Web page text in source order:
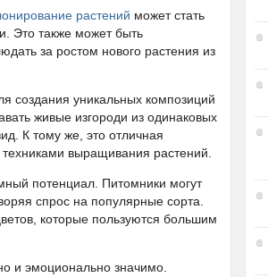
растений может стать
Это также может быть
за ростом нового растения из
создания уникальных композиций
живые изгороди из одинаковых
К тому же, это отличная
выращивания растений.
потенциал. Питомники могут
спрос на популярные сорта.
которые пользуются большим
и эмоционально значимо.